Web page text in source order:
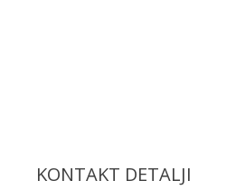
KONTAKT DETALJI